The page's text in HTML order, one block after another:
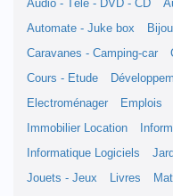
Audio - Télé - DVD - CD
Automate - Juke box
Caravanes - Camping-car
Cours - Etude
Electroménager
Emplois
Immobilier Location
Informatique Logiciels
Jouets - Jeux
Livres